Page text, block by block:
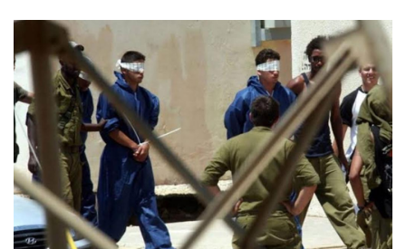
من نحن
للتواصل معنا
شروط الاستخدام
شروط الإشتراك
Digital solutions by